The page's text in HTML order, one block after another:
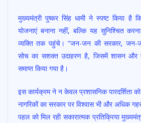
मुख्यमंत्री पुष्कर सिंह धामी ने स्पष्ट किया है
योजनाएं बनाना नहीं, बल्कि यह सुनिश्चित
व्यक्ति तक पहुंचे। “जन-जन की सरकार, जन-
सोच का सशक्त उदाहरण है, जिसमें शासन और
समाप्त किया गया है।
इस कार्यक्रम ने न केवल प्रशासनिक पारदर्शिता
नागरिकों का सरकार पर विश्वास भी और अधिक
पहल को मिल रही सकारात्मक प्रतिक्रिया